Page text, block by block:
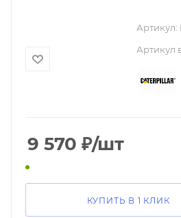
Артикул:
Артикул
9 570 ₽/шт
КУПИТЬ В 1 КЛИК